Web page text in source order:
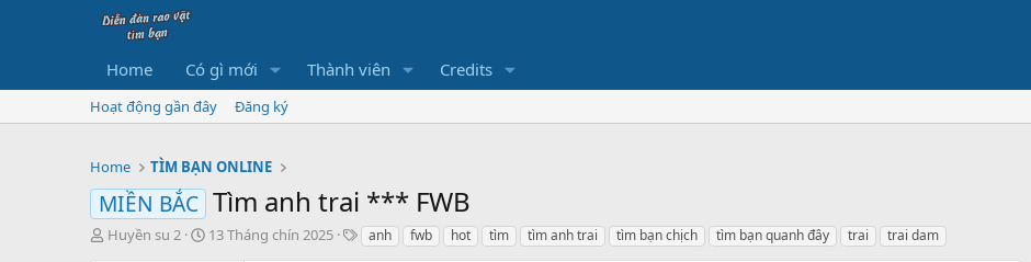
Home Có gì mới Thành viên Credits
Hoạt động gần đây Đăng ký
Home TÌM BẠN ONLINE
MIỀN BẮC Tìm anh trai *** FWB
B
Huyền su 2
N
13 Tháng chín 2025
T anh fwb hot tìm tìm anh trai tìm bạn chịch tìm bạn quanh đây trai trai dam